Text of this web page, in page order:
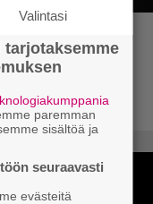
–
koteloissa
Valintasi
paremman
sisältöä ja
seuraavasti
evästeitä